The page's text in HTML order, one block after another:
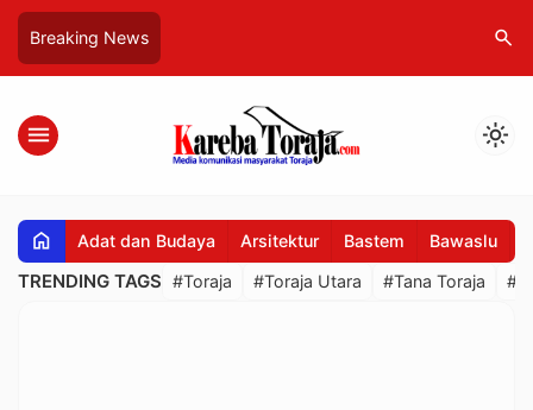
Breaking News search
menu light_mode
home Adat dan Budaya Arsitektur Bastem Bawaslu
TRENDING TAGS #Toraja #Toraja Utara #Tana Toraja